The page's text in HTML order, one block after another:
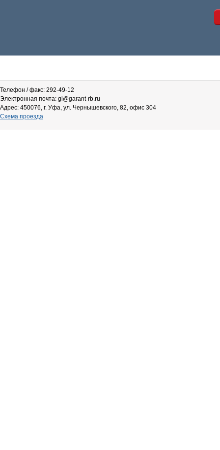
Телефон / факс: 292-49-12
Электронная почта: gl@garant-rb.ru
Адрес: 450076, г. Уфа, ул. Чернышевского, 82, офис 304
Схема проезда